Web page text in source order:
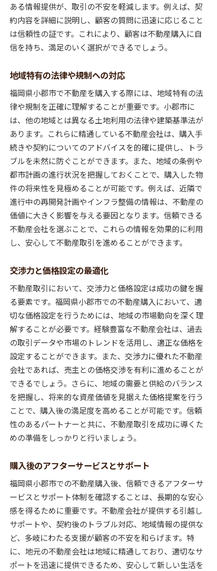
ある情報提供が、取引の不安を軽減します。例えば、契
約内容を詳細に説明し、顧客の質問に迅速に応じること
は信頼性の証です。これにより、顧客は不動産購入に自
信を持ち、満足のいく選択ができるでしょう。
地域特有の法律や規制への対応
福岡県小郡市で不動産を購入する際には、地域特有の法
律や規制を正確に理解することが重要です。小郡市に
は、他の地域とは異なる土地利用の法律や建築基準法が
あります。これらに精通している不動産会社は、購入手
続きや契約についてのアドバイスを的確に提供し、トラ
ブルを未然に防ぐことができます。また、地域の条例や
都市計画の進行状況を把握しておくことで、購入した物
件の将来性を見極めることが可能です。例えば、近隣で
進行中の再開発計画やインフラ整備の情報は、不動産の
価値に大きく影響を与える要因となります。信頼できる
不動産会社を選ぶことで、これらの情報を効果的に利用
し、安心して不動産取引を進めることができます。
交渉力と価格設定の最適化
不動産取引において、交渉力と価格設定は成功の鍵を握
る要素です。福岡県小郡市での不動産購入において、適
切な価格設定を行うためには、地域の市場動向を深く理
解することが必要です。経験豊富な不動産会社は、過去
の取引データや市場のトレンドを活用し、適正な価格を
設定することができます。また、交渉力に優れた不動産
会社であれば、売主との価格交渉を有利に進めることが
できるでしょう。さらに、地域の需要と供給のバランス
を把握し、将来的な資産価値を見据えた価格提案を行う
ことで、購入後の満足度を高めることが可能です。信頼
性のあるパートナーと共に、不動産取引を成功に導くた
めの準備をしっかりと行いましょう。
購入後のアフターサービスとサポート
福岡県小郡市での不動産購入後、信頼できるアフターサ
ービスとサポート体制を確認することは、長期的な安心
感を得るために重要です。不動産会社が提供する引越し
サポートや、契約後のトラブル対応、地域情報の提供な
ど、多岐にわたる支援が顧客の不安を和らげます。特
に、地元の不動産会社は地域に精通しており、適切なサ
ポートを迅速に提供できるため、安心して新しい生活を